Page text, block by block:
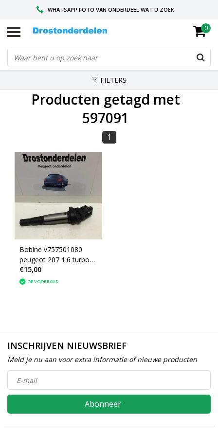
WHATSAPP FOTO VAN ONDERDEEL WAT U ZOEK
VOOR 16.00 BESTELD, VANDAAG VERZONDEN
GESPECIALISEERD PEUGEOT
0
FILTERS
Producten getagd met
597091
1
Bobine v757501080
peugeot 207 1.6 turbo
€15,00
OP VOORRAAD
INSCHRIJVEN NIEUWSBRIEF
Meld je nu aan voor extra informatie of nieuwe producten
Abonneer